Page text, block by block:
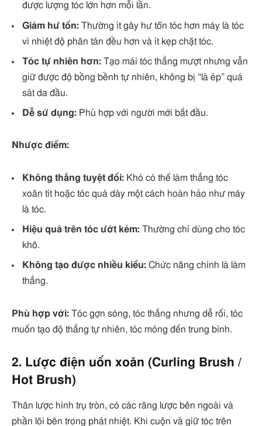
được lượng tóc lớn hơn mỗi lần.
Giảm hư tổn: Thường ít gây hư tổn tóc hơn máy là tóc
vì nhiệt độ phân tán đều hơn và ít kẹp chặt tóc.
Tóc tự nhiên hơn: Tạo mái tóc thẳng mượt nhưng vẫn
giữ được độ bồng bềnh tự nhiên, không bị “là ép” quá
sát da đầu.
Dễ sử dụng: Phù hợp với người mới bắt đầu.
Nhược điểm:
Không thẳng tuyệt đối: Khó có thể làm thẳng tóc
xoăn tít hoặc tóc quá dày một cách hoàn hảo như máy
là tóc.
Hiệu quả trên tóc ướt kém: Thường chỉ dùng cho tóc
khô.
Không tạo được nhiều kiểu: Chức năng chính là làm
thẳng.
Phù hợp với: Tóc gợn sóng, tóc thẳng nhưng dễ rối, tóc
muốn tạo độ thẳng tự nhiên, tóc mỏng đến trung bình.
2. Lược điện uốn xoăn (Curling Brush /
Hot Brush)
Thân lược hình trụ tròn, có các răng lược bên ngoài và
phần lõi bên trong phát nhiệt. Khi cuộn và giữ tóc trên